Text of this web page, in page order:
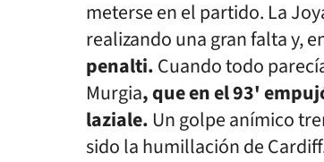
meterse en el partido. La
realizando una gran falta y,
penalti.Cuando todo
Murgia, que en el 93'
laziale. Un golpe anímico
sido la humillación de